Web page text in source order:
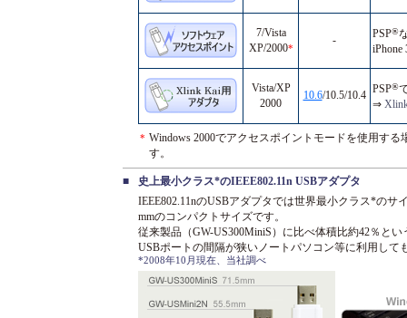
7/Vista
XP/2000*
- PSP®
Vista/XP
2000
10.6/10.5/10.4 PSP®
⇒
* Windows 2000でアクセスポイントモードを使用す
す。
■
史上最小クラス*のIEEE802.11n USBアダプタ
IEEE802.11nのUSBアダプタでは世界最小クラス*のサ
mmのコンパクトサイズです。
従来製品（GW-US300MiniS）に比べ体積比約42％と
USBポートの間隔が狭いノートパソコン等に利用して
*2008年10月現在、当社調べ